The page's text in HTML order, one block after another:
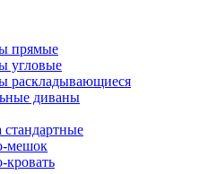
прямые
угловые
раскладывающиеся
диваны
стандартные
мешок
кровать